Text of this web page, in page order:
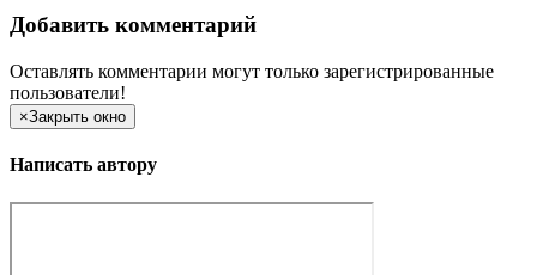
Добавить комментарий
Оставлять комментарии могут только зарегистрированные
пользователи!
×Закрыть окно
Написать автору